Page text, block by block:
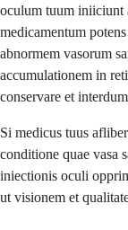
oculum tuum iniiciunt
medicamentum
abnormem vasorum
accumulationem in
conservare et
Si medicus tuus
conditione quae vasa
iniectionis oculi
ut visionem et